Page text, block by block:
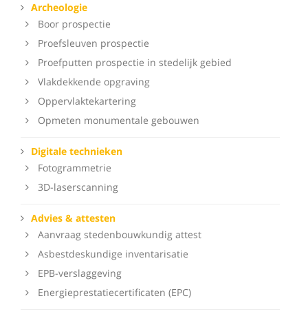
Archeologie
Boor prospectie
Proefsleuven prospectie
Proefputten prospectie in stedelijk gebied
Vlakdekkende opgraving
Oppervlaktekartering
Opmeten monumentale gebouwen
Digitale technieken
Fotogrammetrie
3D-laserscanning
Advies & attesten
Aanvraag stedenbouwkundig attest
Asbestdeskundige inventarisatie
EPB-verslaggeving
Energieprestatiecertificaten (EPC)